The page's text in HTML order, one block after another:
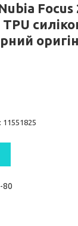
11551825
80